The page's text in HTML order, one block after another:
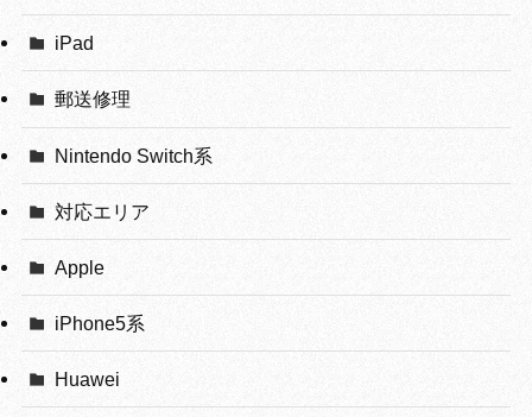
iPad
郵送修理
Nintendo Switch系
対応エリア
Apple
iPhone5系
Huawei